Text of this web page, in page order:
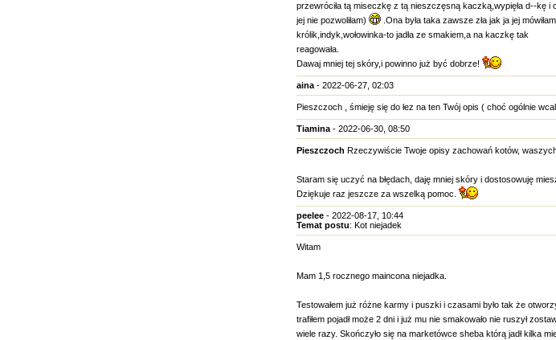
przewróciła tą miseczkę z tą nieszczęsną kaczką,wypięła d--kę i
jej nie pozwoliłam)
.Ona była taka zawsze zła jak ja jej
królik,indyk,wołowinka-to jadła ze smakiem,a na kaczkę tak
reagowała.
Dawaj mniej tej skóry,i powinno już być dobrze!
aina- 2022-06-27, 02:03
Pieszczoch , śmieję się do łez na ten Twój opis ( choć ogólnie
Tiamina- 2022-06-30, 08:50
Pieszczoch Rzeczywiście Twoje opisy zachowań kotów,
Staram się uczyć na błędach, daję mniej skóry i dostosowuję
Dziękuje raz jeszcze za wszelką pomoc.
peelee- 2022-08-17, 10:44
Temat postu: Kot niejadek
Witam
Mam 1,5 rocznego maincona niejadka.
Testowałem już różne karmy i puszki i czasami było tak że
trafiłem pojadł może 2 dni i już mu nie smakowało nie ruszył
wiele razy. Skończyło się na marketówce sheba którą jadł kilka